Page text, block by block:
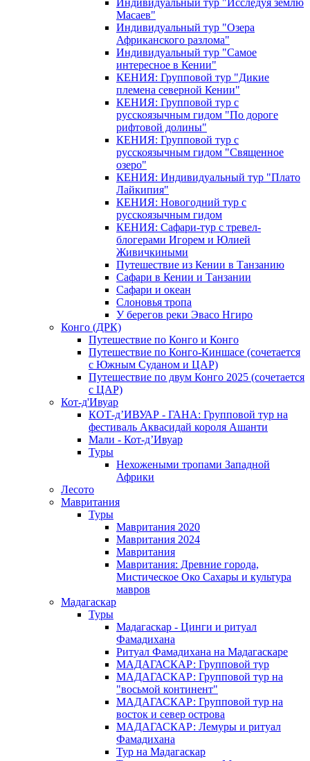
Индивидуальный тур "Исследуя землю
Масаев"
Индивидуальный тур "Озера
Африканского разлома"
Индивидуальный тур "Самое
интересное в Кении"
КЕНИЯ: Групповой тур "Дикие
племена северной Кении"
КЕНИЯ: Групповой тур с
русскоязычным гидом "По дороге
рифтовой долины"
КЕНИЯ: Групповой тур с
русскоязычным гидом "Священное
озеро"
КЕНИЯ: Индивидуальный тур "Плато
Лайкипия"
КЕНИЯ: Новогодний тур с
русскоязычным гидом
КЕНИЯ: Сафари-тур с тревел-
блогерами Игорем и Юлией
Живичкиными
Путешествие из Кении в Танзанию
Сафари в Кении и Танзании
Сафари и океан
Слоновья тропа
У берегов реки Эвасо Нгиро
Конго (ДРК)
Путешествие по Конго и Конго
Путешествие по Конго-Киншасе (сочетается
с Южным Суданом и ЦАР)
Путешествие по двум Конго 2025 (сочетается
с ЦАР)
Кот-д'Ивуар
КОТ-д’ИВУАР - ГАНА: Групповой тур на
фестиваль Аквасидай короля Ашанти
Мали - Кот-д’Ивуар
Туры
Нехожеными тропами Западной
Африки
Лесото
Мавритания
Туры
Мавритания 2020
Мавритания 2024
Мавритания
Мавритания: Древние города,
Мистическое Око Сахары и культура
мавров
Мадагаскар
Туры
Мадагаскар - Цинги и ритуал
Фамадихана
Ритуал Фамадихана на Мадагаскаре
МАДАГАСКАР: Групповой тур
МАДАГАСКАР: Групповой тур на
"восьмой континент"
МАДАГАСКАР: Групповой тур на
восток и север острова
МАДАГАСКАР: Лемуры и ритуал
Фамадихана
Тур на Мадагаскар